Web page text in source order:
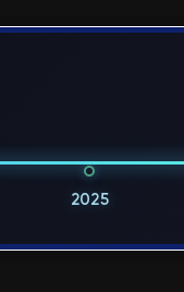
2025